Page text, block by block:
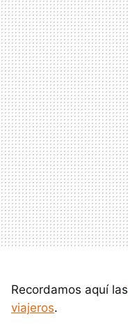
Recordamos aquí las
viajeros.